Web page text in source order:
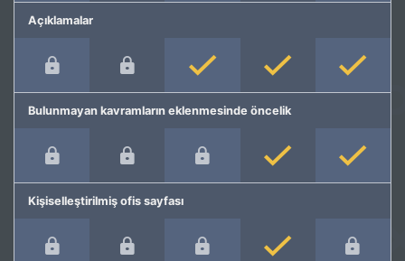
Açıklamalar
Bulunmayan kavramların eklenmesinde öncelik
Kişiselleştirilmiş ofis sayfası